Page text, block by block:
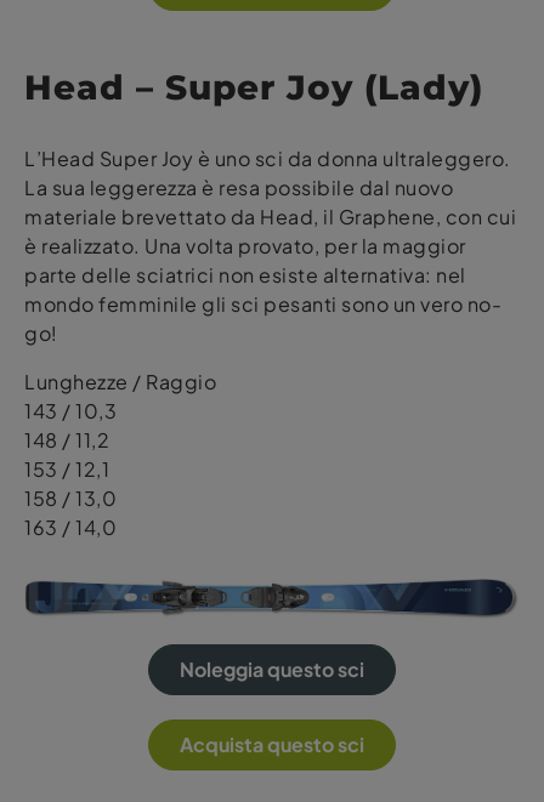
Head – Super Joy (Lady)
L’Head Super Joy è uno sci da donna ultraleggero.
La sua leggerezza è resa possibile dal nuovo
materiale brevettato da Head, il Graphene, con cui
è realizzato. Una volta provato, per la maggior
parte delle sciatrici non esiste alternativa: nel
mondo femminile gli sci pesanti sono un vero no-
go!
Lunghezze / Raggio
143 / 10,3
148 / 11,2
153 / 12,1
158 / 13,0
163 / 14,0
Noleggia questo sci
Acquista questo sci